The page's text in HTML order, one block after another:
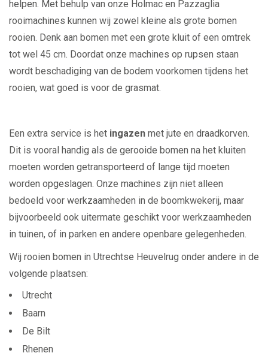
helpen. Met behulp van onze Holmac en Pazzaglia
rooimachines kunnen wij zowel kleine als grote bomen
rooien. Denk aan bomen met een grote kluit of een omtrek
tot wel 45 cm. Doordat onze machines op rupsen staan
wordt beschadiging van de bodem voorkomen tijdens het
rooien, wat goed is voor de grasmat.
Een extra service is het ingazen met jute en draadkorven.
Dit is vooral handig als de gerooide bomen na het kluiten
moeten worden getransporteerd of lange tijd moeten
worden opgeslagen. Onze machines zijn niet alleen
bedoeld voor werkzaamheden in de boomkwekerij, maar
bijvoorbeeld ook uitermate geschikt voor werkzaamheden
in tuinen, of in parken en andere openbare gelegenheden.
Wij rooien bomen in Utrechtse Heuvelrug onder andere in de
volgende plaatsen:
Utrecht
Baarn
De Bilt
Rhenen